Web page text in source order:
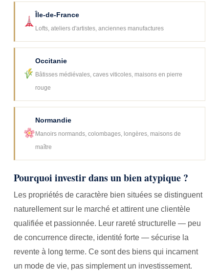
Île-de-France
Lofts, ateliers d'artistes, anciennes manufactures
Occitanie
Bâtisses médiévales, caves viticoles, maisons en pierre
rouge
Normandie
Manoirs normands, colombages, longères, maisons de
maître
Pourquoi investir dans un bien atypique ?
Les propriétés de caractère bien situées se distinguent
naturellement sur le marché et attirent une clientèle
qualifiée et passionnée. Leur rareté structurelle — peu
de concurrence directe, identité forte — sécurise la
revente à long terme. Ce sont des biens qui incarnent
un mode de vie, pas simplement un investissement.